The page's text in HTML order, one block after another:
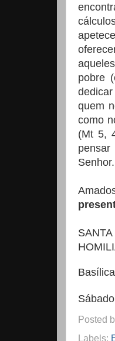
pobre
quem
como
(Mt 5,
Posted
Labels: